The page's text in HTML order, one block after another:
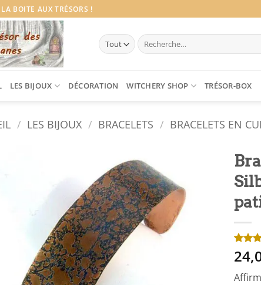
BOITE AUX TRÉSORS !
Recherche
pour :
LES BIJOUX DÉCORATION WITCHERY SHOP TRÉSOR-BOX
/ LES BIJOUX / BRACELETS / BRACELETS EN
Noté5
5
2
client